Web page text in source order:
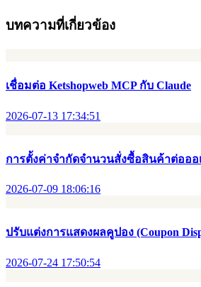
บทความที่เกี่ยวข้อง
เชื่อมต่อ Ketshopweb MCP กับ Claude
2026-07-13 17:34:51
การตั้งค่าจำกัดจำนวนสั่งซื้อสินค้าต่อออ
2026-07-09 18:06:16
ปรับแต่งการแสดงผลคูปอง (Coupon
2026-07-24 17:50:54